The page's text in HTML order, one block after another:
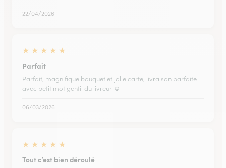
22/04/2026
★ ★ ★ ★ ★
Parfait
Parfait, magnifique bouquet et jolie carte, livraison parfaite
avec petit mot gentil du livreur ☺️
06/03/2026
★ ★ ★ ★ ★
Tout c’est bien déroulé